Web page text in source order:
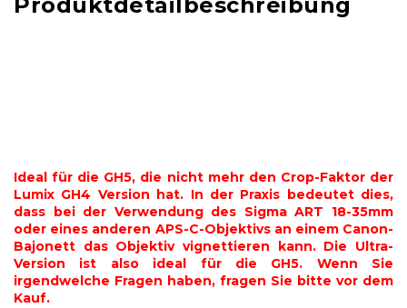
Ideal für die GH5, die nicht mehr den Crop-Faktor der
Lumix GH4 Version hat. In der Praxis bedeutet dies,
dass bei der Verwendung des Sigma ART 18-35mm
oder eines anderen APS-C-Objektivs an einem Canon-
Bajonett das Objektiv vignettieren kann. Die Ultra-
Version ist also ideal für die GH5. Wenn Sie
irgendwelche Fragen haben, fragen Sie bitte vor dem
Kauf.